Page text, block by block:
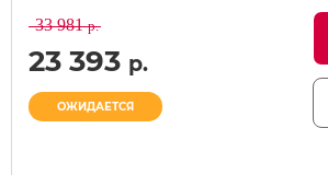
33 981р.
23 393 р.
ОЖИДАЕТСЯ